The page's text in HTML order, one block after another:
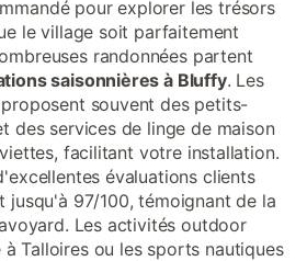
pour explorer les trésors
le village soit parfaitement
randonnées partent
saisonnières à Bluffy. Les
souvent des petits-
des services de linge de maison
facilitant votre installation.
évaluations clients
jusqu'à 97/100, témoignant de la
Les activités outdoor
Talloires ou les sports nautiques